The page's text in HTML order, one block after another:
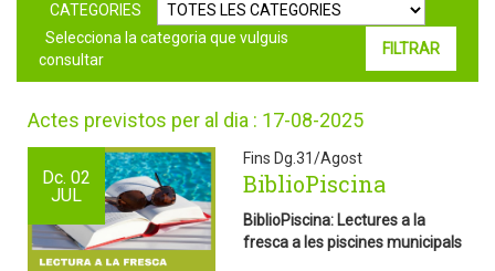
CATEGORIES
Selecciona la categoria que vulguis
consultar
Actes previstos per al dia : 17-08-2025
Dc. 02
JUL
Fins Dg.31/Agost
BiblioPiscina
BiblioPiscina: Lectures a la
fresca a les piscines municipals